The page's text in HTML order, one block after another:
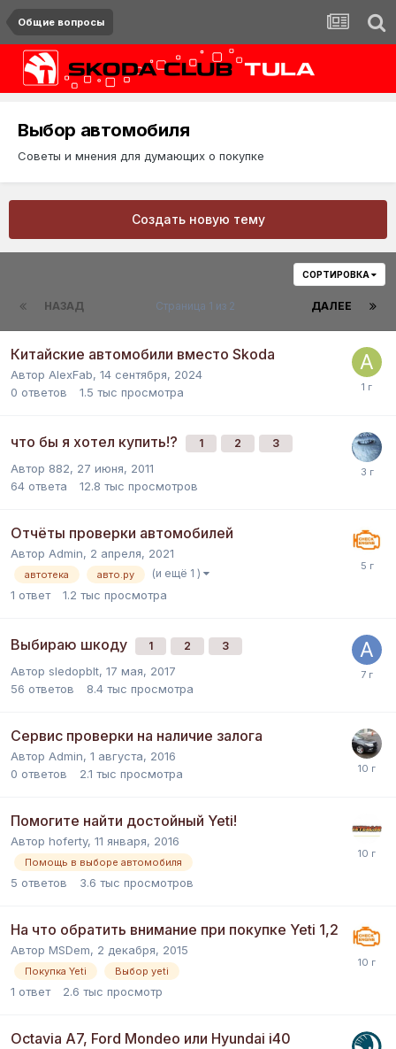
Общие вопросы
Выбор автомобиля
Советы и мнения для думающих о покупке
Создать новую тему
СОРТИРОВКА
НАЗАД ДАЛЕЕ
Страница 1 из 2
Китайские автомобили вместо Skoda
Автор AlexFab, 14 сентября, 2024
0 ответов 1.5 тыс просмотра
что бы я хотел купить!? 1 2 3
Автор 882, 27 июня, 2011
64 ответа 12.8 тыс просмотров
Отчёты проверки автомобилей
Автор Admin, 2 апреля, 2021
автотека авто.ру (и ещё 1 )
1 ответ 1.2 тыс просмотра
Выбираю шкоду 1 2 3
Автор sledopblt, 17 мая, 2017
56 ответов 8.4 тыс просмотра
Сервис проверки на наличие залога
Автор Admin, 1 августа, 2016
0 ответов 2.1 тыс просмотра
Помогите найти достойный Yeti!
Автор hoferty, 11 января, 2016
Помощь в выборе автомобиля
5 ответов 3.6 тыс просмотров
На что обратить внимание при покупке Yeti 1,2
Автор MSDem, 2 декабря, 2015
Покупка Yeti Выбор yeti
1 ответ 2.6 тыс просмотр
Octavia A7, Ford Mondeo или Hyundai i40